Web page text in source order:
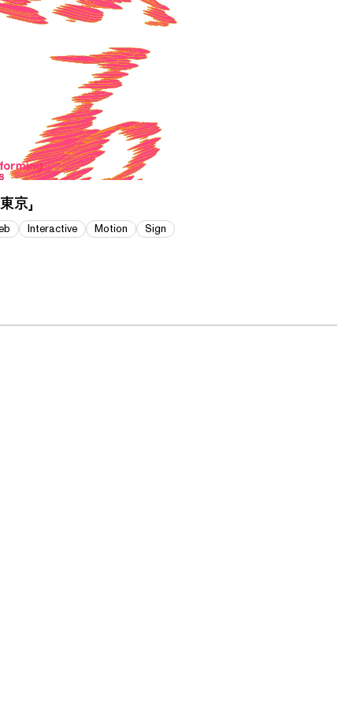
京」
Interactive Motion Sign